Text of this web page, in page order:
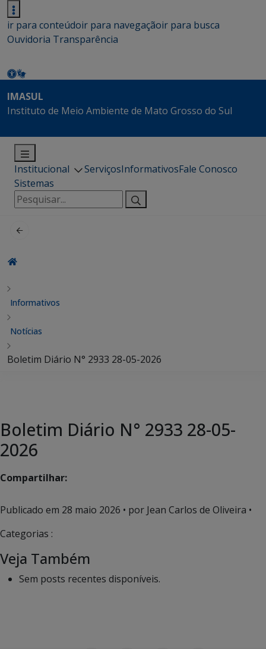
ir para conteúdoir para navegaçãoir para busca
Ouvidoria Transparência
IMASUL
Instituto de Meio Ambiente de Mato Grosso do Sul
Institucional ServiçosInformativosFale Conosco
Sistemas
Pesquisar
por:
Informativos
Notícias
Boletim Diário N° 2933 28-05-2026
Boletim Diário N° 2933 28-05-
2026
Compartilhar:
Publicado em 28 maio 2026 • por Jean Carlos de Oliveira •
Categorias :
Veja Também
Sem posts recentes disponíveis.